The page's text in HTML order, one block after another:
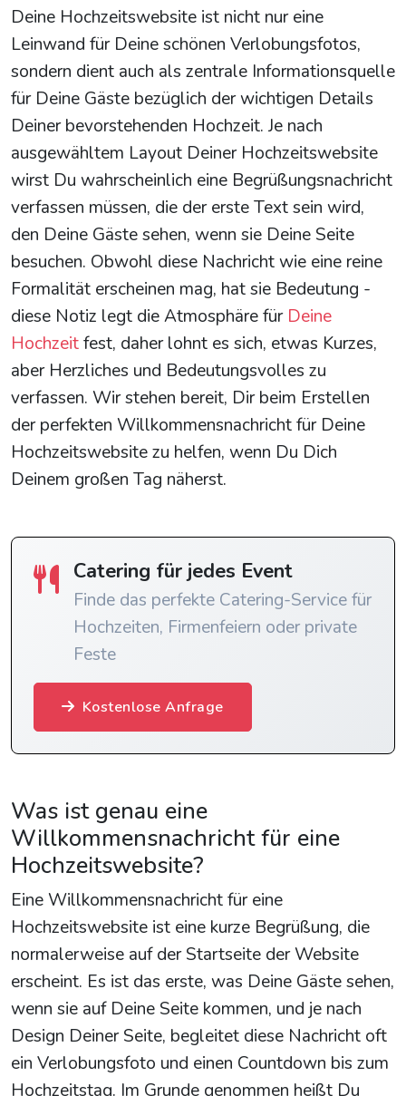
Deine Hochzeitswebsite ist nicht nur eine
Leinwand für Deine schönen Verlobungsfotos,
sondern dient auch als zentrale Informationsquelle
für Deine Gäste bezüglich der wichtigen Details
Deiner bevorstehenden Hochzeit. Je nach
ausgewähltem Layout Deiner Hochzeitswebsite
wirst Du wahrscheinlich eine Begrüßungsnachricht
verfassen müssen, die der erste Text sein wird,
den Deine Gäste sehen, wenn sie Deine Seite
besuchen. Obwohl diese Nachricht wie eine reine
Formalität erscheinen mag, hat sie Bedeutung -
diese Notiz legt die Atmosphäre für Deine
Hochzeitfest, daher lohnt es sich, etwas Kurzes,
aber Herzliches und Bedeutungsvolles zu
verfassen. Wir stehen bereit, Dir beim Erstellen
der perfekten Willkommensnachricht für Deine
Hochzeitswebsite zu helfen, wenn Du Dich
Deinem großen Tag näherst.
Catering für jedes Event
Finde das perfekte Catering-Service für
Hochzeiten, Firmenfeiern oder private
Feste
Kostenlose Anfrage
Was ist genau eine
Willkommensnachricht für eine
Hochzeitswebsite?
Eine Willkommensnachricht für eine
Hochzeitswebsite ist eine kurze Begrüßung, die
normalerweise auf der Startseite der Website
erscheint. Es ist das erste, was Deine Gäste sehen,
wenn sie auf Deine Seite kommen, und je nach
Design Deiner Seite, begleitet diese Nachricht oft
ein Verlobungsfoto und einen Countdown bis zum
Hochzeitstag. Im Grunde genommen heißt Du